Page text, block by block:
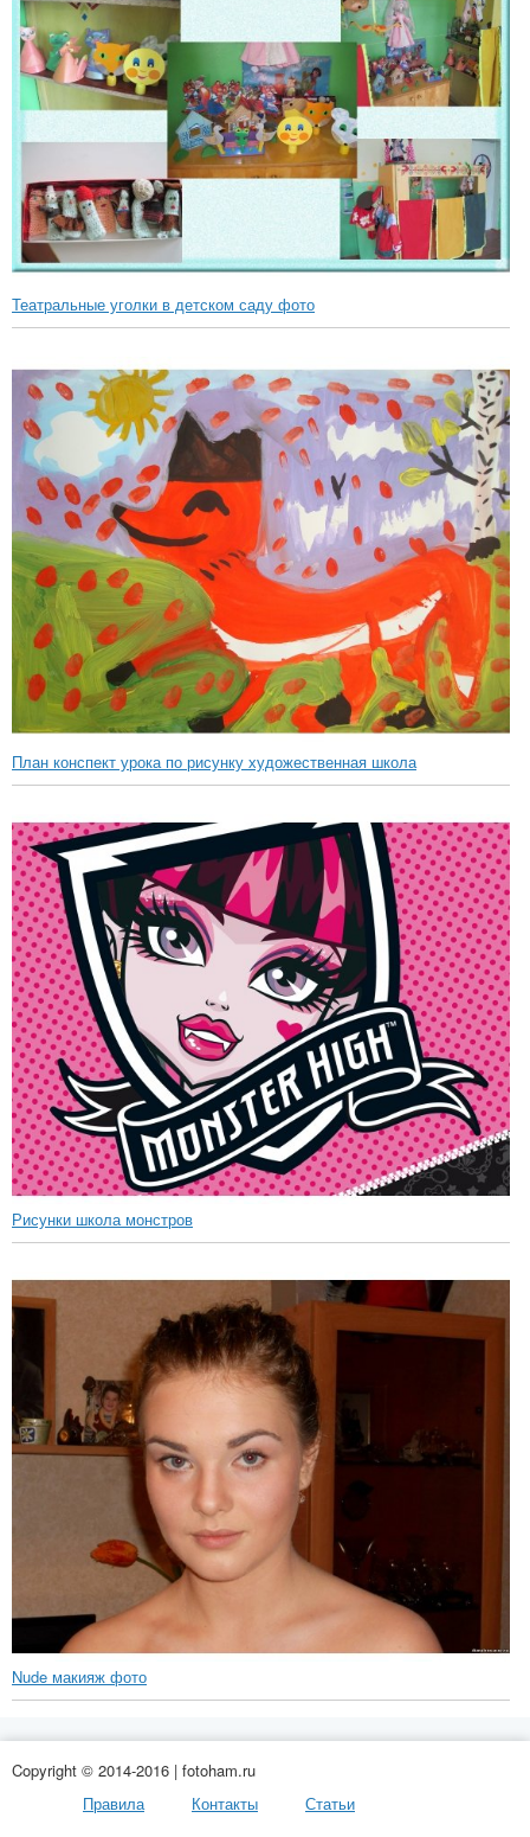
Театральные уголки в детском саду фото
План конспект урока по рисунку художественная школа
Рисунки школа монстров
Nude макияж фото
Copyright © 2014-2016 | fotoham.ru
Правила
Контакты Статьи